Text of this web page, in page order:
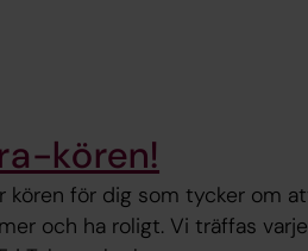
kören!
kören för dig som tycker om
och ha roligt. Vi träffas